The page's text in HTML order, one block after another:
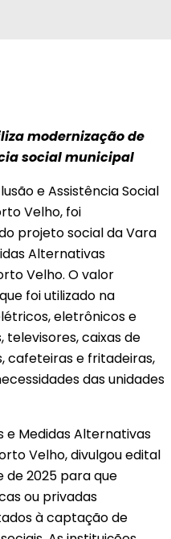
modernização de
social municipal
e Assistência Social
Velho, foi
projeto social da Vara
Alternativas
Velho. O valor
foi utilizado na
eletrônicos e
caixas de
cafeteiras e fritadeiras,
das unidades
e Medidas Alternativas
Velho, divulgou edital
de 2025 para que
ou privadas
à captação de